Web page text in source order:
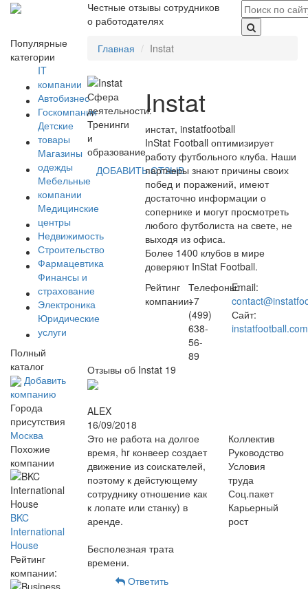
Честные отзывы сотрудников
о работодателях
Популярные
категории
IT
компании
Автобизнес
Госкомпании
Детские
товары
Магазины
одежды
Мебельные
компании
Медицинские
центры
Недвижимость
Строительство
Фармацевтика
Финансы и
страхование
Электроника
Юридические
услуги
Полный
каталог
Добавить
компанию
Города
присутствия
Москва
Похожие
компании
BKC
International
House
Рейтинг
компании:
Главная Instat
Сфера
деятельности:
Тренинги
и
образование
ДОБАВИТЬ ОТЗЫВ
Instat
инстат, instatfootball
InStat Football оптимизирует
работу футбольного клуба. Наши
партнеры знают причины своих
побед и поражений, имеют
достаточно информации о
сопернике и могут просмотреть
любого футболиста на свете, не
выходя из офиса.
Более 1400 клубов в мире
доверяют InStat Football.
Рейтинг
компании:
Телефоны:
+7
(499)
638-
56-
89
Email:
Сайт:
instatfootball.com
Отзывы об Instat 19
ALEX
16/09/2018
Это не работа на долгое
время, hr конвеер создает
движение из соискателей,
поэтому к дейстующему
сотруднику отношение как
к лопате или станку) в
аренде.
Бесполезная трата
времени.
Коллектив
Руководство
Условия
труда
Соц.пакет
Карьерный
рост
Ответить